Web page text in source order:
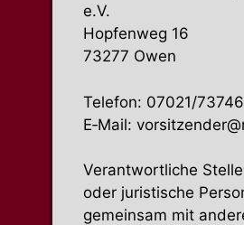
e.V.
Hopfenweg 16
73277 Owen
Telefon: 07021/
E‑Mail:
Verant­wort­liche
oder juris­tische
gemeinsam mit